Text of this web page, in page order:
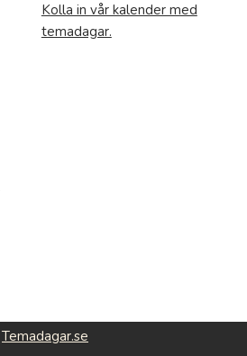
Kolla in vår kalender med
temadagar.
Temadagar.se